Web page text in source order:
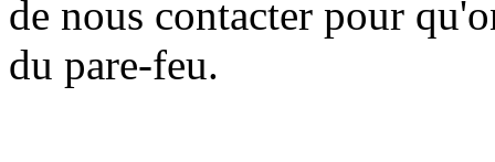
de nous contacter pour
du pare-feu.